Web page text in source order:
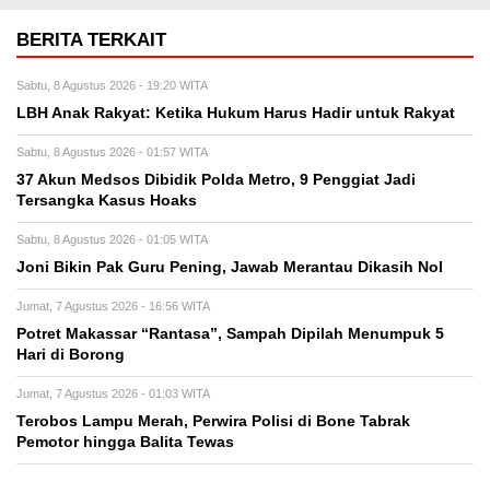
BERITA TERKAIT
Sabtu, 8 Agustus 2026 - 19:20 WITA
LBH Anak Rakyat: Ketika Hukum Harus Hadir untuk Rakyat
Sabtu, 8 Agustus 2026 - 01:57 WITA
37 Akun Medsos Dibidik Polda Metro, 9 Penggiat Jadi
Tersangka Kasus Hoaks
Sabtu, 8 Agustus 2026 - 01:05 WITA
Joni Bikin Pak Guru Pening, Jawab Merantau Dikasih Nol
Jumat, 7 Agustus 2026 - 16:56 WITA
Potret Makassar “Rantasa”, Sampah Dipilah Menumpuk 5
Hari di Borong
Jumat, 7 Agustus 2026 - 01:03 WITA
Terobos Lampu Merah, Perwira Polisi di Bone Tabrak
Pemotor hingga Balita Tewas